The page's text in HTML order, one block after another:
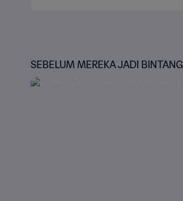
SEBELUM MEREKA JADI BINTANG